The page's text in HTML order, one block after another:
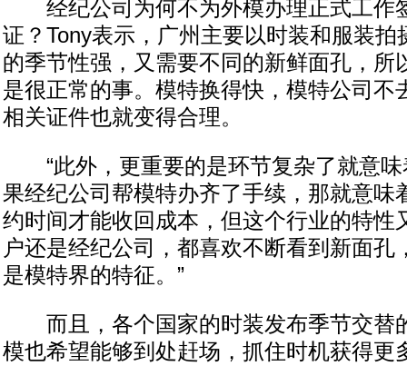
经纪公司为何不为外模办理正式工作
证？Tony表示，广州主要以时装和服装拍
的季节性强，又需要不同的新鲜面孔，所
是很正常的事。模特换得快，模特公司不
相关证件也就变得合理。
“此外，更重要的是环节复杂了就意味
果经纪公司帮模特办齐了手续，那就意味
约时间才能收回成本，但这个行业的特性
户还是经纪公司，都喜欢不断看到新面孔
是模特界的特征。”
而且，各个国家的时装发布季节交替
模也希望能够到处赶场，抓住时机获得更